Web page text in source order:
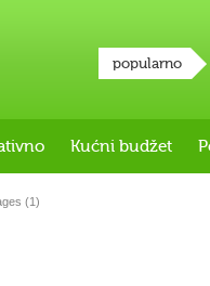
popularno
Kućni budžet
(1)